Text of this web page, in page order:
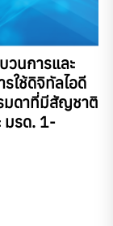
วนการและ
ใช้ดิจิทัลไอดี
มดาที่มีสัญชาติ
มรด. 1-